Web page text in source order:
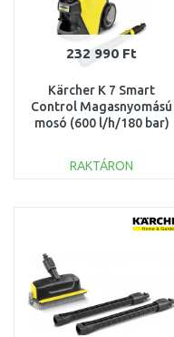
232 990 Ft
Kärcher K 7 Smart
Control Magasnyomású
mosó (600 l/h/180 bar)
RAKTÁRON
Összehasonlítás